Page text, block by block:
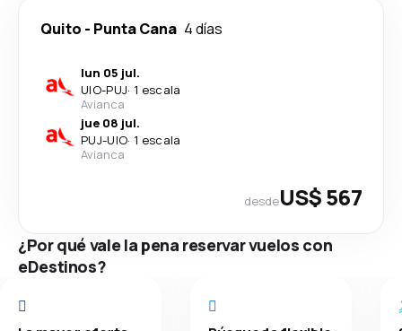
Quito - Punta Cana 4 días
lun 05 jul.
UIO-PUJ· 1 escala
Avianca
jue 08 jul.
PUJ-UIO· 1 escala
Avianca
desdeUS$ 567
¿Por qué vale la pena reservar vuelos con
eDestinos?